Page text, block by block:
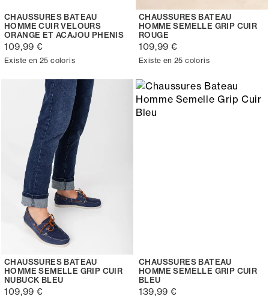
CHAUSSURES BATEAU
HOMME CUIR VELOURS
ORANGE ET ACAJOU PHENIS
109,99 €
Existe en 25 coloris
CHAUSSURES BATEAU
HOMME SEMELLE GRIP CUIR
ROUGE
109,99 €
Existe en 25 coloris
CHAUSSURES BATEAU
HOMME SEMELLE GRIP CUIR
NUBUCK BLEU
109,99 €
CHAUSSURES BATEAU
HOMME SEMELLE GRIP CUIR
BLEU
139,99 €